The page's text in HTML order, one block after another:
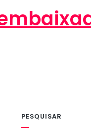
PESQUISAR